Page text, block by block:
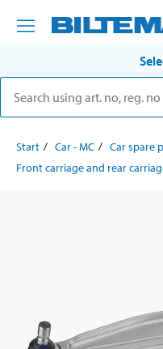
Start Car - MC Car spare
Front carriage and rear